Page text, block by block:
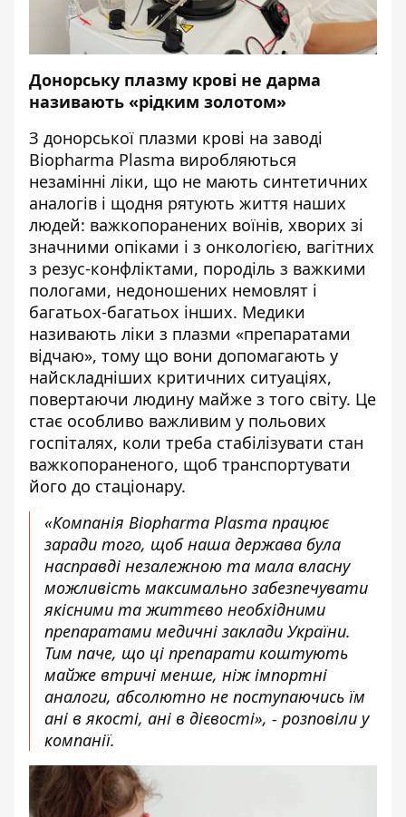
Донорську плазму крові не дарма
називають «рідким золотом»
З донорської плазми крові на заводі
Biopharma Plasma виробляються
незамінні ліки, що не мають синтетичних
аналогів і щодня рятують життя наших
людей: важкопоранених воїнів, хворих зі
значними опіками і з онкологією, вагітних
з резус-конфліктами, породіль з важкими
пологами, недоношених немовлят і
багатьох-багатьох інших. Медики
називають ліки з плазми «препаратами
відчаю», тому що вони допомагають у
найскладніших критичних ситуаціях,
повертаючи людину майже з того світу. Це
стає особливо важливим у польових
госпіталях, коли треба стабілізувати стан
важкопораненого, щоб транспортувати
його до стаціонару.
«Компанія Biopharma Plasma працює
заради того, щоб наша держава була
насправді незалежною та мала власну
можливість максимально забезпечувати
якісними та життєво необхідними
препаратами медичні заклади України.
Тим паче, що ці препарати коштують
майже втричі менше, ніж імпортні
аналоги, абсолютно не поступаючись їм
ані в якості, ані в дієвості», - розповіли у
компанії.